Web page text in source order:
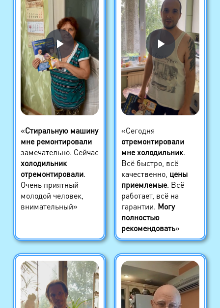
«Стиральную машину
мне ремонтировали
замечательно. Сейчас
холодильник
отремонтировали.
Очень приятный
молодой человек,
внимательный»
«Сегодня
отремонтировали
мне холодильник.
Всё быстро, всё
качественно, цены
приемлемые. Всё
работает, всё на
гарантии. Могу
полностью
рекомендовать»